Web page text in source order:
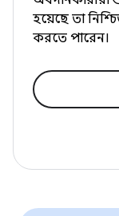
হয়েছে তা
করতে পারেন।